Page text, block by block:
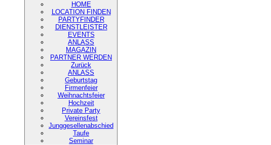
HOME
LOCATION FINDEN
PARTYFINDER
DIENSTLEISTER
EVENTS
ANLASS
MAGAZIN
PARTNER WERDEN
Zurück
ANLASS
Geburtstag
Firmenfeier
Weihnachtsfeier
Hochzeit
Private Party
Vereinsfest
Junggesellenabschied
Taufe
Seminar